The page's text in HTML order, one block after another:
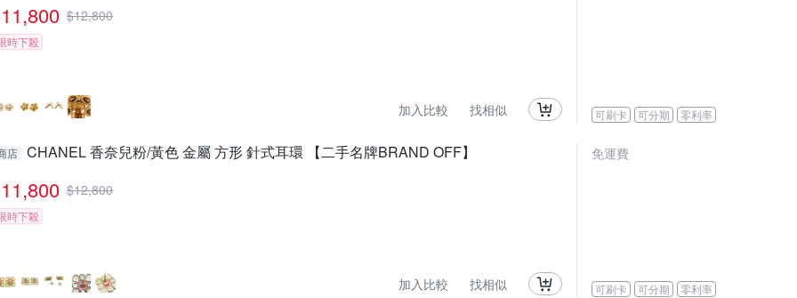
11,800 $12,800
時下殺
加入比較 找相似 可刷卡 可分期 零利率
店 CHANEL 香奈兒粉/黃色 金屬 方形 針式耳環 【二手名牌BRAND OFF】
11,800 $12,800
時下殺
加入比較 找相似
免運費
可刷卡 可分期 零利率